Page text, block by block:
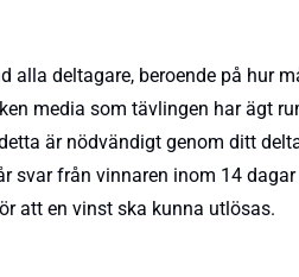
deltagare, beroende på hur
media som tävlingen har ägt
är nödvändigt genom ditt
svar från vinnaren inom 14
att en vinst ska kunna utlösas.